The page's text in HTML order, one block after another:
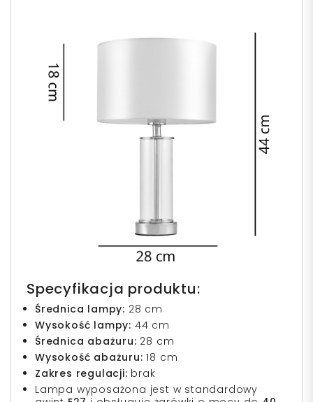
Specyfikacja produktu:
Średnica lampy: 28 cm
Wysokość lampy: 44 cm
Średnica abażuru: 28 cm
Wysokość abażuru: 18 cm
Zakres regulacji: brak
Lampa wyposażona jest w standardowy